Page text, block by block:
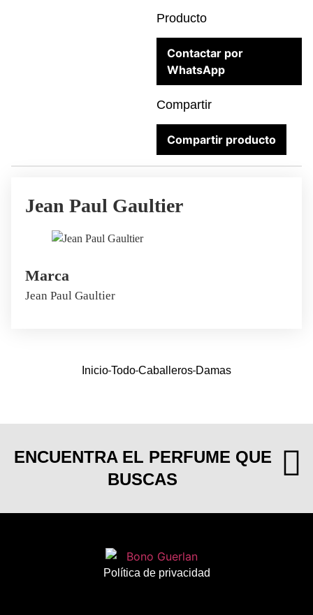
Producto
Contactar por
WhatsApp
Compartir
Compartir producto
Jean Paul Gaultier
Marca
Jean Paul Gaultier
Inicio Todo Caballeros Damas
ENCUENTRA EL PERFUME QUE
BUSCAS
Política de privacidad